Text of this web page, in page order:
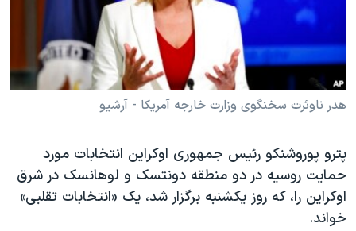
فرهنگ و زندگی
حقوق شهروندی
علم و فناوری
گالری عکس
آرشیو پخش زنده
مستندها
انتخابات ریاست جمهوری آمریکا ۲۰۲۴
حمله جمهوری اسلامی به اسرائیل
رمز مهسا
اعتراضات زن، زندگی، آزادی
مجموعه مستندهای دادخواهی
تریبونال مردمی آبان ۹۸
دنبال کنید
هدر ناوئرت سخنگوی وزارت خارجه آمریکا - آرشیو
پترو پوروشنکو رئیس جمهوری اوکراین انتخابات مورد
حمایت روسیه در دو منطقه دونتسک و لوهانسک در شرق
اوکراین را، که روز یکشنبه برگزار شد، یک «انتخابات تقلبی»
خواند.